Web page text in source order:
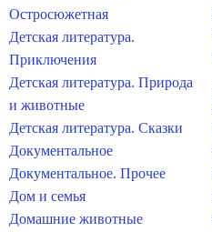
Остросюжетная
Детская литература.
Приключения
Детская литература. Природа
и животные
Детская литература. Сказки
Документальное
Документальное. Прочее
Дом и семья
Домашние животные